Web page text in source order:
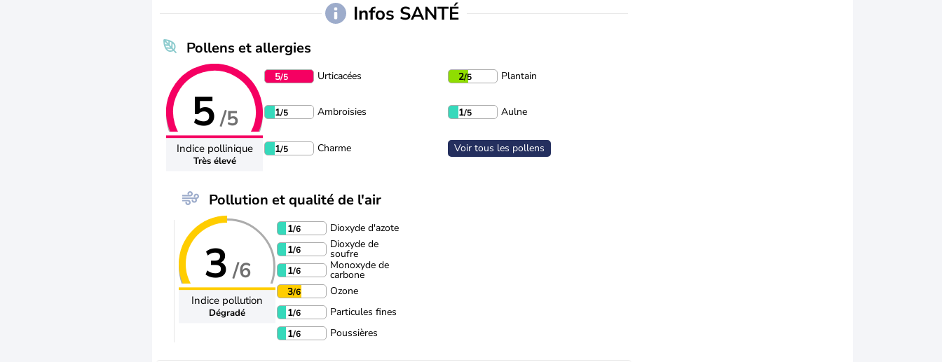
Infos SANTÉ
Pollens et allergies
5/5
Indice pollinique
Très élevé
5/5 Urticacées 2/5 Plantain
1/5 Ambroisies 1/5 Aulne
1/5 Charme Voir tous les pollens
Pollution et qualité de l'air
3 /6
Indice pollution
Dégradé
1/6
Dioxyde d'azote
1/6 Dioxyde de
soufre
1/6 Monoxyde de
carbone
3/6
Ozone
1/6
Particules fines
1/6 Poussières